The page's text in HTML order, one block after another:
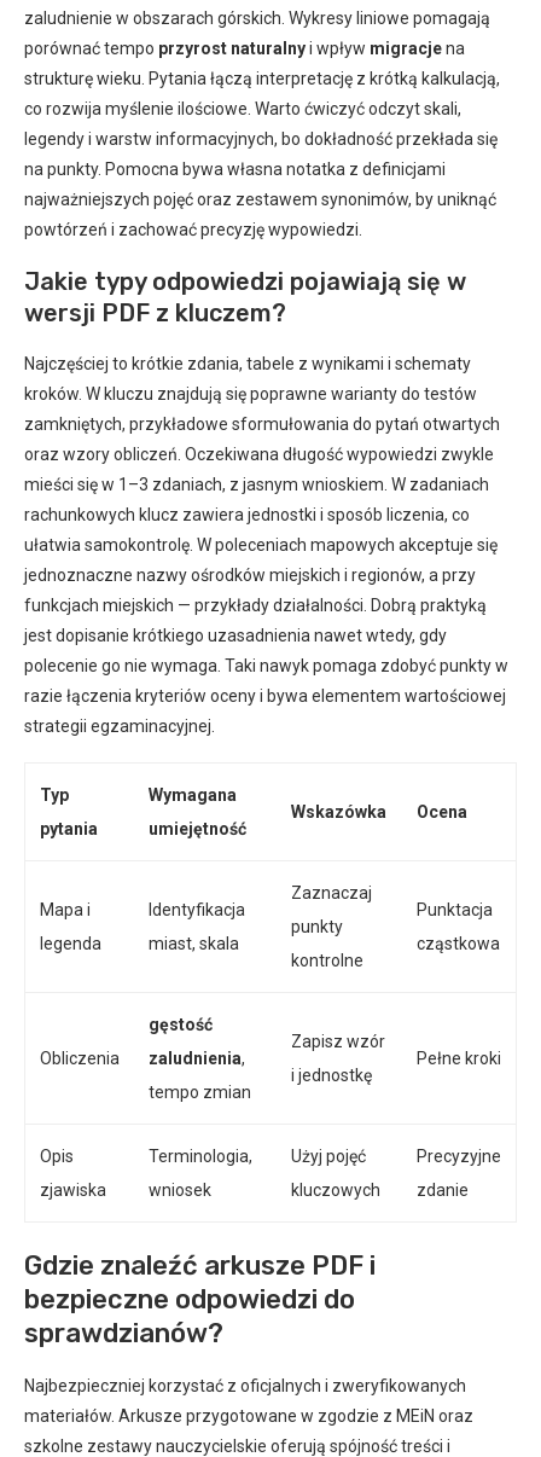
zaludnienie w obszarach górskich. Wykresy liniowe pomagają
porównać tempo przyrost naturalnyi wpływ migracjena
strukturę wieku. Pytania łączą interpretację z krótką kalkulacją,
co rozwija myślenie ilościowe. Warto ćwiczyć odczyt skali,
legendy i warstw informacyjnych, bo dokładność przekłada się
na punkty. Pomocna bywa własna notatka z definicjami
najważniejszych pojęć oraz zestawem synonimów, by uniknąć
powtórzeń i zachować precyzję wypowiedzi.
Jakie typy odpowiedzi pojawiają się w
wersji PDF z kluczem?
Najczęściej to krótkie zdania, tabele z wynikami i schematy
kroków. W kluczu znajdują się poprawne warianty do testów
zamkniętych, przykładowe sformułowania do pytań otwartych
oraz wzory obliczeń. Oczekiwana długość wypowiedzi zwykle
mieści się w 1–3 zdaniach, z jasnym wnioskiem. W zadaniach
rachunkowych klucz zawiera jednostki i sposób liczenia, co
ułatwia samokontrolę. W poleceniach mapowych akceptuje się
jednoznaczne nazwy ośrodków miejskich i regionów, a przy
funkcjach miejskich — przykłady działalności. Dobrą praktyką
jest dopisanie krótkiego uzasadnienia nawet wtedy, gdy
polecenie go nie wymaga. Taki nawyk pomaga zdobyć punkty w
razie łączenia kryteriów oceny i bywa elementem wartościowej
strategii egzaminacyjnej.
Typ
pytania
Wymagana
umiejętność
Wskazówka Ocena
Mapa i
legenda
Identyfikacja
miast, skala
Zaznaczaj
punkty
kontrolne
Punktacja
cząstkowa
Obliczenia
gęstość
zaludnienia,
tempo zmian
Zapisz wzór
i jednostkę
Pełne kroki
Opis
zjawiska
Terminologia,
wniosek
Użyj pojęć
kluczowych
Precyzyjne
zdanie
Gdzie znaleźć arkusze PDF i
bezpieczne odpowiedzi do
sprawdzianów?
Najbezpieczniej korzystać z oficjalnych i zweryfikowanych
materiałów. Arkusze przygotowane w zgodzie z MEiN oraz
szkolne zestawy nauczycielskie oferują spójność treści i